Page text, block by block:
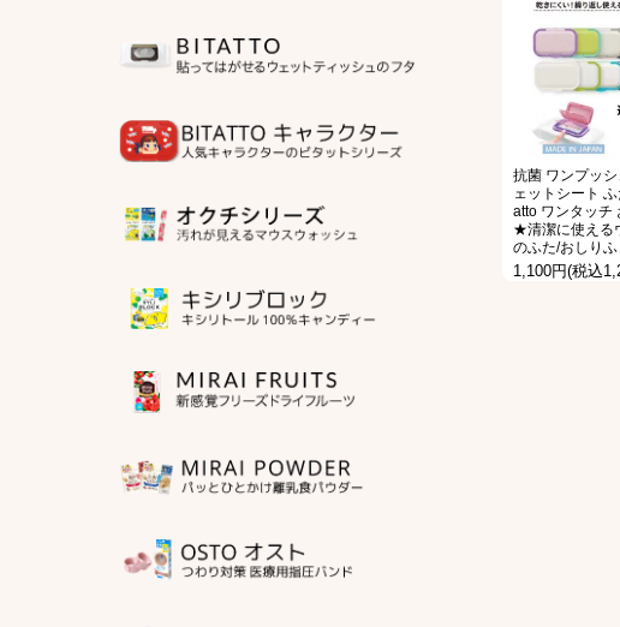
抗菌 ワンプッ
ェットシート
atto ワンタッチ
★清潔に使える
のふた/おしり
1,100円(税込